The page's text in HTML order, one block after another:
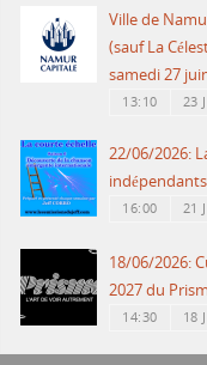
Ville de
(sauf La
samedi 27
13:10 23
22/06/2026:
16:00 21
18/06/2026:
2027 du
14:30 18